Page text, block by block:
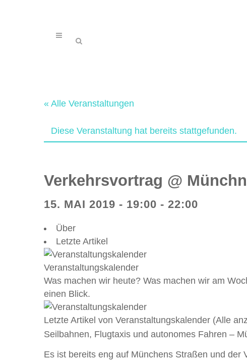
« Alle Veranstaltungen
Diese Veranstaltung hat bereits stattgefunden.
Verkehrsvortrag @
15. MAI 2019 - 19:00 -22:00
VERANSTALTUNG
NAVIGATION
Über
Letzte Artikel
Veranstaltungskalender
Was machen wir heute? Was machen wir am
einen Blick.
Letzte Artikel von Veranstaltungskalender (Alle
Seilbahnen, Flugtaxis und autonomes Fahren –
Es ist bereits eng auf Münchens Straßen und der